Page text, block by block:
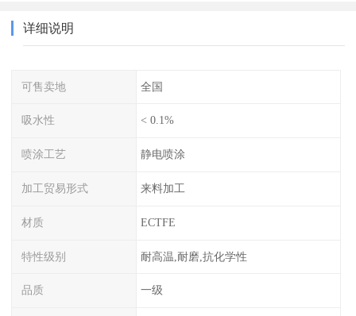
详细说明
可售卖地 全国
吸水性 < 0.1%
喷涂工艺 静电喷涂
加工贸易形式 来料加工
材质 ECTFE
特性级别 耐高温,耐磨,抗化学性
品质 一级